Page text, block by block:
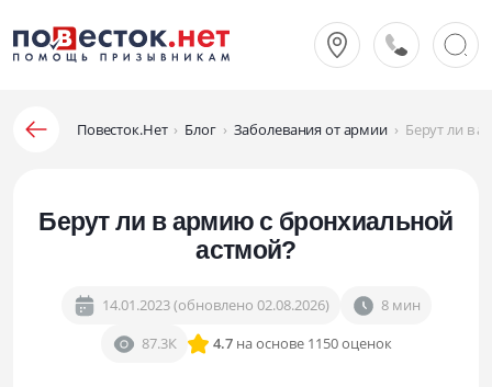
Повесток.Нет › Блог › Заболевания от армии › Берут ли в
Берут ли в армию с бронхиальной
астмой?
14.01.2023 (обновлено 02.08.2026)
8 мин
87.3К
4.7 на основе 1150 оценок